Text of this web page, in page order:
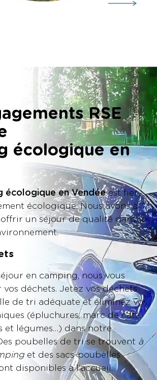
RSE
écologique en
écologique en Vendéeest fier
écologique. Nous avons à
un séjour de qualité dans le
en camping, nous vous
déchets. Jetez vos déchets
de tri adéquate et éliminez vos
(épluchures, marc de café,
et légumes…) dans notre
poubelles de tri se trouvent à
et des sacs-poubelles
disponibles à l’accueil.